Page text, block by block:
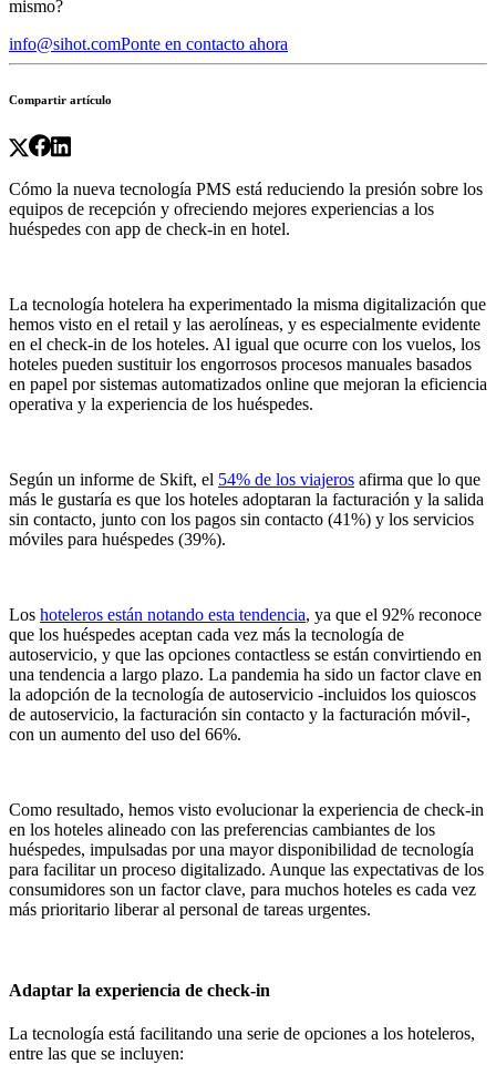
mismo?
info@sihot.comPonte en contacto ahora
Compartir artículo
Cómo la nueva tecnología PMS está reduciendo la presión sobre los
equipos de recepción y ofreciendo mejores experiencias a los
huéspedes con app de check-in en hotel.
La tecnología hotelera ha experimentado la misma digitalización que
hemos visto en el retail y las aerolíneas, y es especialmente evidente
en el check-in de los hoteles. Al igual que ocurre con los vuelos, los
hoteles pueden sustituir los engorrosos procesos manuales basados
en papel por sistemas automatizados online que mejoran la eficiencia
operativa y la experiencia de los huéspedes.
Según un informe de Skift, el 54% de los viajeros afirma que lo que
más le gustaría es que los hoteles adoptaran la facturación y la salida
sin contacto, junto con los pagos sin contacto (41%) y los servicios
móviles para huéspedes (39%).
Los hoteleros están notando esta tendencia, ya que el 92% reconoce
que los huéspedes aceptan cada vez más la tecnología de
autoservicio, y que las opciones contactless se están convirtiendo en
una tendencia a largo plazo. La pandemia ha sido un factor clave en
la adopción de la tecnología de autoservicio -incluidos los quioscos
de autoservicio, la facturación sin contacto y la facturación móvil-,
con un aumento del uso del 66%.
Como resultado, hemos visto evolucionar la experiencia de check-in
en los hoteles alineado con las preferencias cambiantes de los
huéspedes, impulsadas por una mayor disponibilidad de tecnología
para facilitar un proceso digitalizado. Aunque las expectativas de los
consumidores son un factor clave, para muchos hoteles es cada vez
más prioritario liberar al personal de tareas urgentes.
Adaptar la experiencia de check-in
La tecnología está facilitando una serie de opciones a los hoteleros,
entre las que se incluyen: